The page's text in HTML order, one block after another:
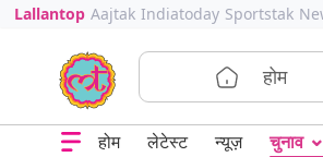
Lallantop Aajtak Indiatoday Sportstak
होम
होम लेटेस्ट न्यूज़ चुनाव ⌄